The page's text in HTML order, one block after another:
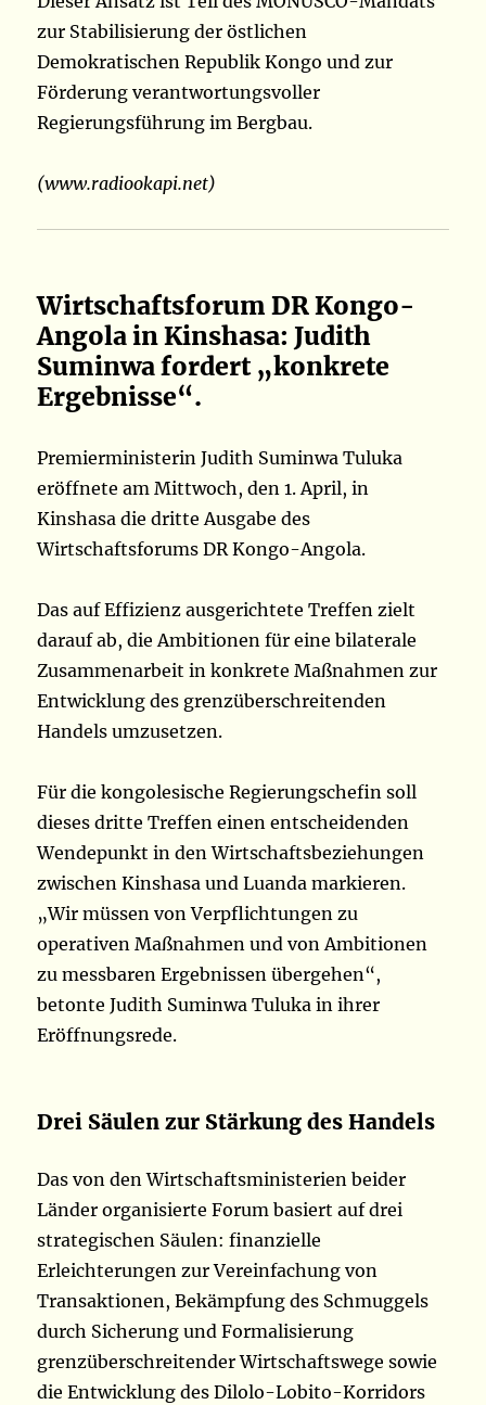
zur Stabilisierung der östlichen
Demokratischen Republik Kongo und zur
Förderung verantwortungsvoller
Regierungsführung im Bergbau.
(www.radiookapi.net)
Wirtschaftsforum DR Kongo-
Angola in Kinshasa: Judith
Suminwa fordert „konkrete
Ergebnisse“.
Premierministerin Judith Suminwa Tuluka
eröffnete am Mittwoch, den 1. April, in
Kinshasa die dritte Ausgabe des
Wirtschaftsforums DR Kongo-Angola.
Das auf Effizienz ausgerichtete Treffen zielt
darauf ab, die Ambitionen für eine bilaterale
Zusammenarbeit in konkrete Maßnahmen zur
Entwicklung des grenzüberschreitenden
Handels umzusetzen.
Für die kongolesische Regierungschefin soll
dieses dritte Treffen einen entscheidenden
Wendepunkt in den Wirtschaftsbeziehungen
zwischen Kinshasa und Luanda markieren.
„Wir müssen von Verpflichtungen zu
operativen Maßnahmen und von Ambitionen
zu messbaren Ergebnissen übergehen“,
betonte Judith Suminwa Tuluka in ihrer
Eröffnungsrede.
Drei Säulen zur Stärkung des Handels
Das von den Wirtschaftsministerien beider
Länder organisierte Forum basiert auf drei
strategischen Säulen: finanzielle
Erleichterungen zur Vereinfachung von
Transaktionen, Bekämpfung des Schmuggels
durch Sicherung und Formalisierung
grenzüberschreitender Wirtschaftswege sowie
die Entwicklung des Dilolo-Lobito-Korridors